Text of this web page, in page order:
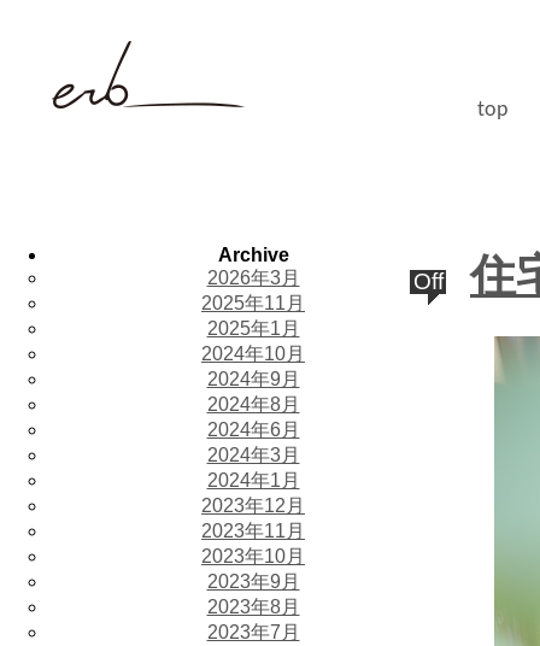
top
Off 住
Archive
2026年3月
2025年11月
2025年1月
2024年10月
2024年9月
2024年8月
2024年6月
2024年3月
2024年1月
2023年12月
2023年11月
2023年10月
2023年9月
2023年8月
2023年7月